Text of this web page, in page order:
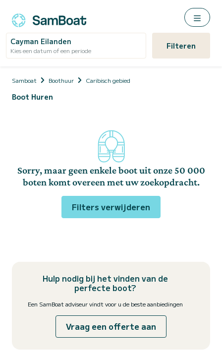
Cayman Eilanden
Kies een datum of een periode Filteren
Samboat Boothuur Caribisch gebied
Boot Huren
Sorry, maar geen enkele boot uit onze 50 000
boten komt overeen met uw zoekopdracht.
Filters verwijderen
Hulp nodig bij het vinden van de
perfecte boot?
Een SamBoat adviseur vindt voor u de beste aanbiedingen
Vraag een offerte aan